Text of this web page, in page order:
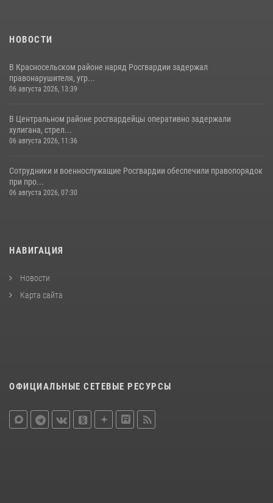
НОВОСТИ
В Красносельском районе наряд Росгвардии задержал
правонарушителя, угр...
06 августа 2026, 13:39
В Центральном районе росгвардейцы оперативно задержали
хулигана, стрел...
06 августа 2026, 11:36
Сотрудники и военнослужащие Росгвардии обеспечили правопорядок
при про...
06 августа 2026, 07:30
НАВИГАЦИЯ
Новости
Карта сайта
ОФИЦИАЛЬНЫЕ СЕТЕВЫЕ РЕСУРСЫ